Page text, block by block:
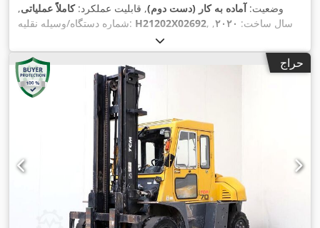
وضعیت:آماده به کار (دست دوم), قابلیت عملکرد:کاملاً عملیاتی,
شماره دستگاه/وسیله نقلیه: H21202X02692 , سال ساخت: ۲۰۲۰,
, ارتفاع بالابری:
۴٬۶۱۰ میلی‌متر
, برداشت آزاد:۱٬۳۹۴ میلی‌متر , نوع سوخت:دیزل,
تریپلکس, ارتفاع سازه: حراج